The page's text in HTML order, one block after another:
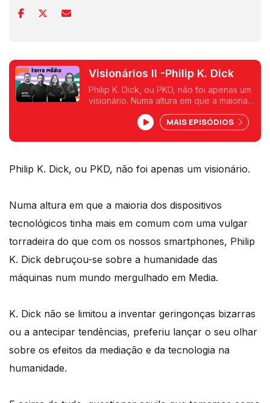
Visionários II -Philip K. Dick
Philip K. Dick, ou PKD, não foi apenas um
visionário. Numa altura em que a maioria
em comum com uma vulgar torradeira do
que com os nossos smartphones..
MAIS EPISÓDIOS
Philip K. Dick, ou PKD, não foi apenas um visionário.
Numa altura em que a maioria dos dispositivos
tecnológicos tinha mais em comum com uma vulgar
torradeira do que com os nossos smartphones, Philip
K. Dick debruçou-se sobre a humanidade das
máquinas num mundo mergulhado em Media.
K. Dick não se limitou a inventar geringonças bizarras
ou a antecipar tendências, preferiu lançar o seu olhar
sobre os efeitos da mediação e da tecnologia na
humanidade.